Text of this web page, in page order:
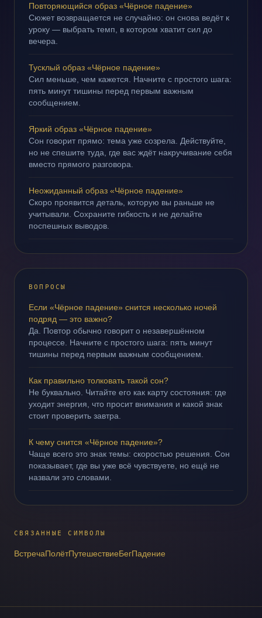
Повторяющийся образ «Чёрное падение»
Сюжет возвращается не случайно: он снова ведёт к
уроку — выбрать темп, в котором хватит сил до
вечера.
Тусклый образ «Чёрное падение»
Сил меньше, чем кажется. Начните с простого шага:
пять минут тишины перед первым важным
сообщением.
Яркий образ «Чёрное падение»
Сон говорит прямо: тема уже созрела. Действуйте,
но не спешите туда, где вас ждёт накручивание себя
вместо прямого разговора.
Неожиданный образ «Чёрное падение»
Скоро проявится деталь, которую вы раньше не
учитывали. Сохраните гибкость и не делайте
поспешных выводов.
ВОПРОСЫ
Если «Чёрное падение» снится несколько ночей
подряд — это важно?
Да. Повтор обычно говорит о незавершённом
процессе. Начните с простого шага: пять минут
тишины перед первым важным сообщением.
Как правильно толковать такой сон?
Не буквально. Читайте его как карту состояния: где
уходит энергия, что просит внимания и какой знак
стоит проверить завтра.
К чему снится «Чёрное падение»?
Чаще всего это знак темы: скоростью решения. Сон
показывает, где вы уже всё чувствуете, но ещё не
назвали это словами.
СВЯЗАННЫЕ СИМВОЛЫ
ВстречаПолётПутешествиеБегПадение